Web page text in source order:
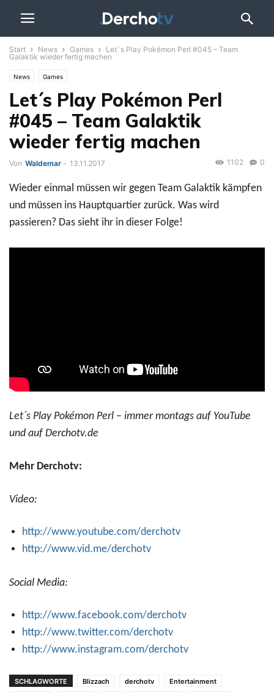
Start News Games
Let´s Play Pokémon Perl #045 – Team
Galaktik wieder fertig machen
News Games
Let´s Play Pokémon Perl
#045 – Team Galaktik
wieder fertig machen
Von Waldemar - 13.11.2017 0
1102
Wieder einmal müssen wir gegen Team Galaktik kämpfen
und müssen ins Hauptquartier zurück. Was wird
passieren? Das sieht ihr in dieser Folge!
Let´s Play Pokémon Perl – immer montags auf YouTube
und auf Derchotv.de
Mehr Derchotv:
Video:
http://www.youtube.com/derchotv
http://www.vid.me/derchotv
Social Media:
http://www.facebook.com/derchotv
http://www.twitter.com/derchotv
http://www.instagram.com/derchotv
SCHLAGWORTE Blizzach derchotv
Entertainment